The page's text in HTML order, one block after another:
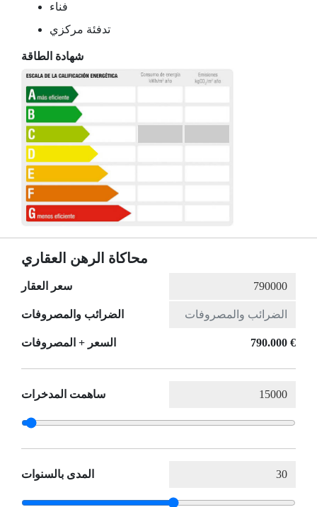
فناء
تدفئة مركزي
شهادة الطاقة
محاكاة الرهن العقاري
سعر العقار
الضرائب والمصروفات
السعر + المصروفات 790.000 €
ساهمت المدخرات
المدى بالسنوات